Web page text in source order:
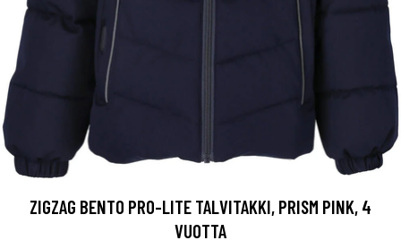
ZIGZAG BENTO PRO-LITE TALVITAKKI, PRISM PINK, 4
VUOTTA